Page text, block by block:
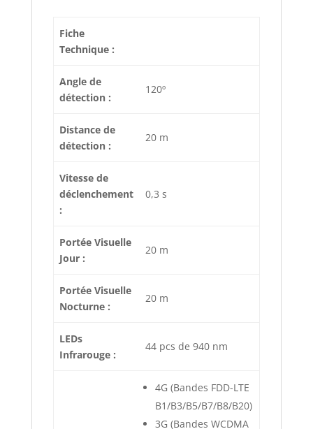
Fiche
Technique :
Angle de
détection :
120º
Distance de
détection :
20 m
Vitesse de
déclenchement
:
0,3 s
Portée Visuelle
Jour :
20 m
Portée Visuelle
Nocturne :
20 m
LEDs
Infrarouge :
44 pcs de 940 nm
4G (Bandes FDD-LTE
B1/B3/B5/B7/B8/B20)
3G (Bandes WCDMA